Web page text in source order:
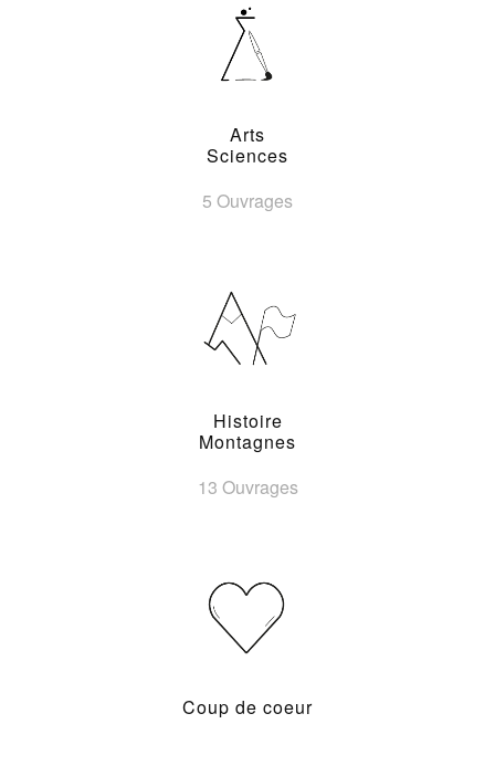
Arts
Sciences
5 Ouvrages
Histoire
Montagnes
13 Ouvrages
Coup de coeur